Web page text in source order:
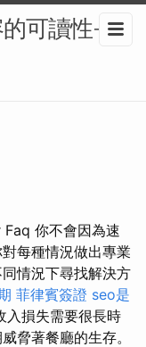
可讀性-
你不會因為速
每種情況做出專業
情況下尋找解決方
菲律賓簽證 seo是
入損失需要很長時
脅著餐廳的生存。